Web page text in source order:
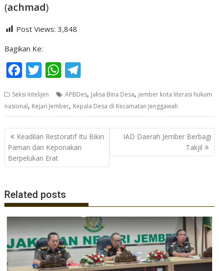
(achmad)
Post Views: 3,848
Bagikan Ke:
F
e
b
o
o
k
T
itt
er
W
at
s
A
p
p
e
gr
a
m
Seksi Intelijen APBDes, Jaksa Bina Desa, jember kota literasi hukum
nasional, Kejari Jember, Kepala Desa di Kecamatan Jenggawah
Navigasi
pos
Keadilan Restoratif Itu Bikin
Paman dan Keponakan
Berpelukan Erat
IAD Daerah Jember Berbagi
Takjil
Related posts